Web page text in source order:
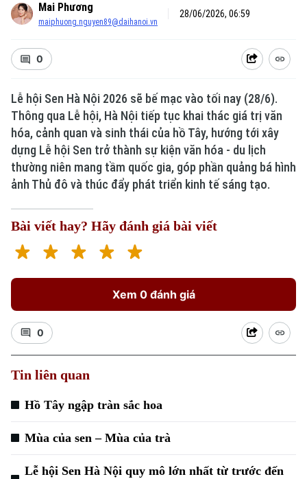
Xu hướng
Mai Phương
maiphuong.nguyen89@daihanoi.vn
28/06/2026, 06:59
0
Lễ hội Sen Hà Nội 2026 sẽ bế mạc vào tối nay (28/6).
Thông qua Lễ hội, Hà Nội tiếp tục khai thác giá trị văn
hóa, cảnh quan và sinh thái của hồ Tây, hướng tới xây
dựng Lễ hội Sen trở thành sự kiện văn hóa - du lịch
thường niên mang tầm quốc gia, góp phần quảng bá hình
ảnh Thủ đô và thúc đẩy phát triển kinh tế sáng tạo.
Bài viết hay? Hãy đánh giá bài viết
Xem 0 đánh giá
0
Tin liên quan
Hồ Tây ngập tràn sắc hoa
Mùa của sen – Mùa của trà
Lễ hội Sen Hà Nội quy mô lớn nhất từ trước đến